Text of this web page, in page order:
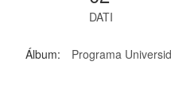
DATI
Álbum: Programa